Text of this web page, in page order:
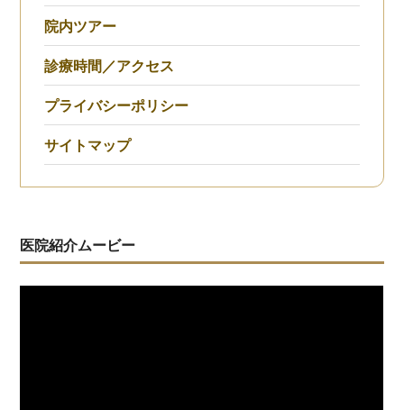
院内ツアー
診療時間／アクセス
プライバシーポリシー
サイトマップ
医院紹介ムービー